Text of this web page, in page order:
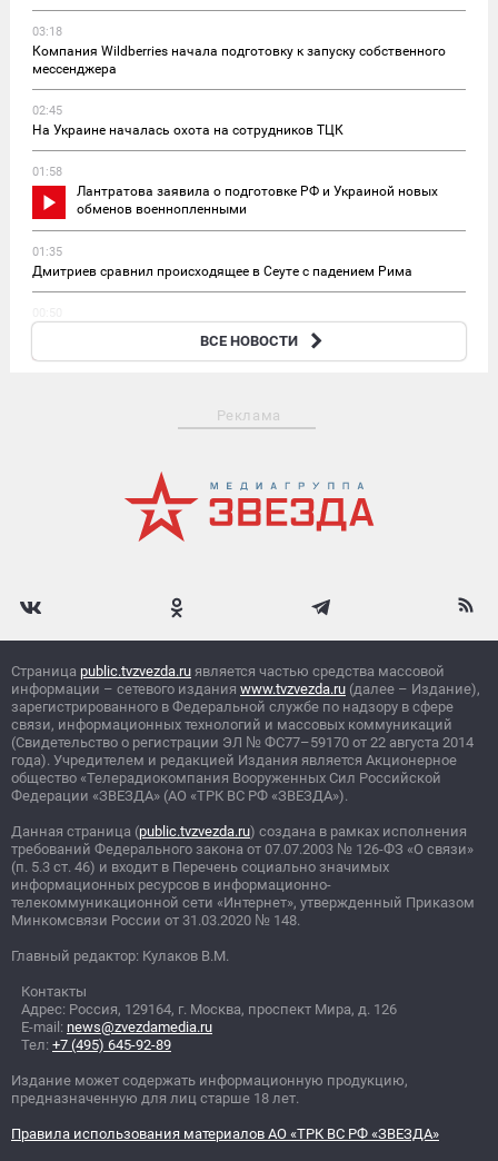
03:18
Компания Wildberries начала подготовку к запуску собственного
мессенджера
02:45
На Украине началась охота на сотрудников ТЦК
01:58
Лантратова заявила о подготовке РФ и Украиной новых
обменов военнопленными
01:35
Дмитриев сравнил происходящее в Сеуте с падением Рима
Лантратова: судьба 300 мирных жителей Курской области
ВСЕ НОВОСТИ
Реклама
Страница public.tvzvezda.ru является частью средства массовой
информации – сетевого издания www.tvzvezda.ru (далее – Издание),
зарегистрированного в Федеральной службе по надзору в сфере
связи, информационных технологий и массовых коммуникаций
(Свидетельство о регистрации ЭЛ № ФС77–59170 от 22 августа 2014
года). Учредителем и редакцией Издания является Акционерное
общество «Телерадиокомпания Вооруженных Сил Российской
Федерации «ЗВЕЗДА» (АО «ТРК ВС РФ «ЗВЕЗДА»).
Данная страница (public.tvzvezda.ru) создана в рамках исполнения
требований Федерального закона от 07.07.2003 № 126-ФЗ «О связи»
(п. 5.3 ст. 46) и входит в Перечень социально значимых
информационных ресурсов в информационно-
телекоммуникационной сети «Интернет», утвержденный Приказом
Минкомсвязи России от 31.03.2020 № 148.
Главный редактор: Кулаков В.М.
Контакты
Адрес: Россия, 129164, г. Москва, проспект Мира, д. 126
E-mail: news@zvezdamedia.ru
Тел: +7 (495) 645-92-89
Издание может содержать информационную продукцию,
предназначенную для лиц старше 18 лет.
Правила использования материалов АО «ТРК ВС РФ «ЗВЕЗДА»